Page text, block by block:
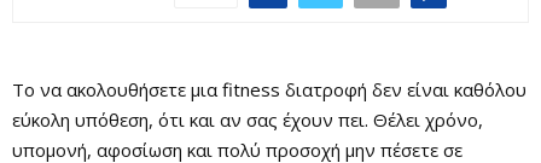
Το να ακολουθήσετε μια fitness διατροφή δεν είναι καθόλου
εύκολη υπόθεση, ότι και αν σας έχουν πει. Θέλει χρόνο,
υπομονή, αφοσίωση και πολύ προσοχή μην πέσετε σε